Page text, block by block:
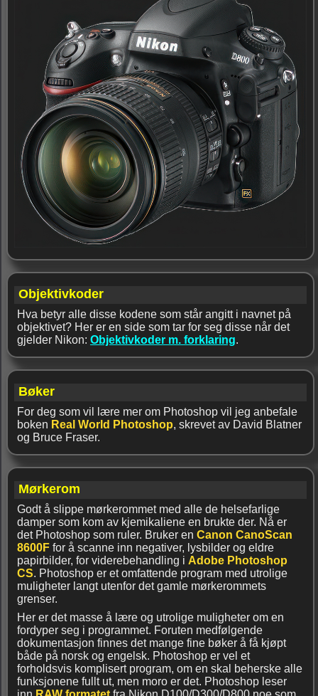
Objektivkoder
Hva betyr alle disse kodene som står angitt i navnet på
objektivet? Her er en side som tar for seg disse når det
gjelder Nikon: Objektivkoder m. forklaring.
Bøker
For deg som vil lære mer om Photoshop vil jeg anbefale
boken Real World Photoshop, skrevet av David Blatner
og Bruce Fraser.
Mørkerom
Godt å slippe mørkerommet med alle de helsefarlige
damper som kom av kjemikaliene en brukte der. Nå er
det Photoshop som ruler. Bruker en Canon CanoScan
8600Ffor å scanne inn negativer, lysbilder og eldre
papirbilder, for viderebehandling i Adobe Photoshop
CS. Photoshop er et omfattende program med utrolige
muligheter langt utenfor det gamle mørkerommets
grenser.
Her er det masse å lære og utrolige muligheter om en
fordyper seg i programmet. Foruten medfølgende
dokumentasjon finnes det mange fine bøker å få kjøpt
både på norsk og engelsk. Photoshop er vel et
forholdsvis komplisert program, om en skal beherske alle
funksjonene fullt ut, men moro er det. Photoshop leser